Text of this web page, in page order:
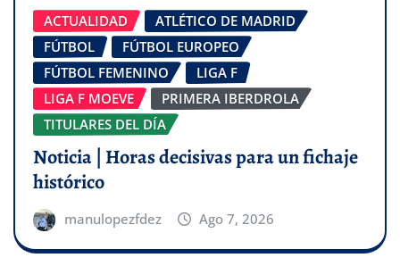
ACTUALIDAD
ATLÉTICO DE MADRID
FÚTBOL
FÚTBOL EUROPEO
FÚTBOL FEMENINO
LIGA F
LIGA F MOEVE
PRIMERA IBERDROLA
TITULARES DEL DÍA
Noticia | Horas decisivas para un fichaje
histórico
manulopezfdez Ago 7, 2026